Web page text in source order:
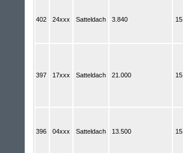
402 24xxx Satteldach 3.840 15
397 17xxx Satteldach 21.000 15
396 04xxx Satteldach 13.500 15